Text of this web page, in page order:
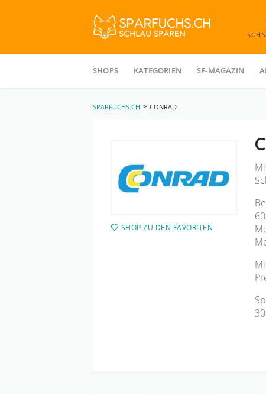
to
SHOPS KATEGORIEN SF-MAGAZIN
SPARFUCHS.CH > CONRAD
SHOP ZU DEN FAVORITEN